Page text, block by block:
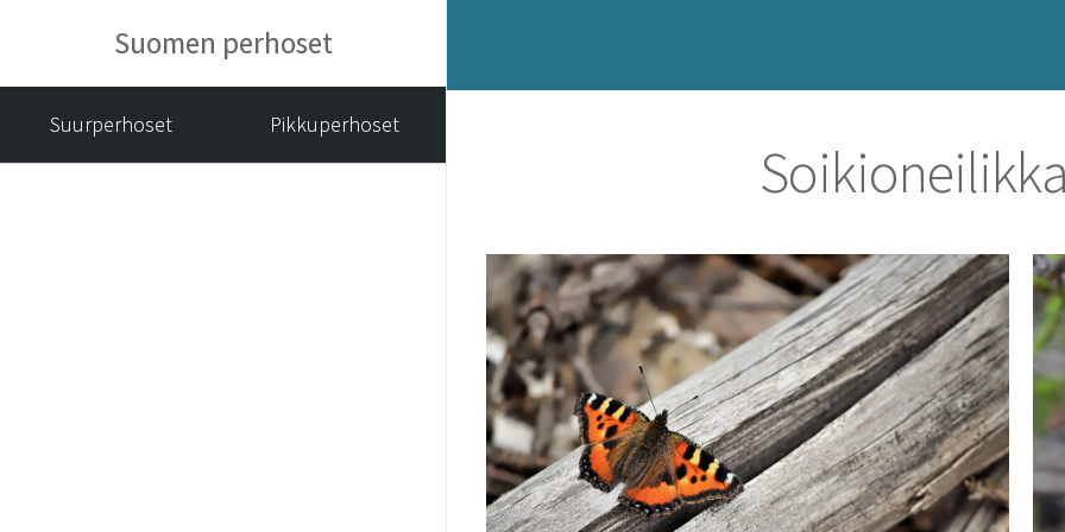
Suomen perhoset
Suurperhoset Pikkuperhoset